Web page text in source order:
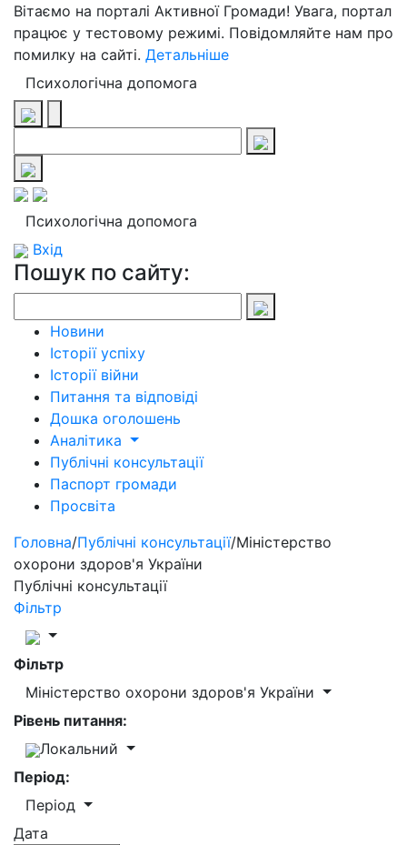
Вітаємо на порталі Активної Громади! Увага, портал
працює у тестовому режимі. Повідомляйте нам про
помилку на сайті. Детальніше
Психологічна допомога
Психологічна допомога
Вхід
Пошук по сайту:
Новини
Історії успіху
Історії війни
Питання та відповіді
Дошка оголошень
Аналітика
Публічні консультації
Паспорт громади
Просвіта
Головна/Публічні консультації/Міністерство
охорони здоров'я України
Публічні консультації
Фільтр
Фільтр
Міністерство охорони здоров'я України
Рівень питання:
Локальний
Період:
Період
Дата